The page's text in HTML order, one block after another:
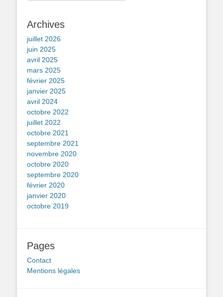
Archives
juillet 2026
juin 2025
avril 2025
mars 2025
février 2025
janvier 2025
avril 2024
octobre 2022
juillet 2022
octobre 2021
septembre 2021
novembre 2020
octobre 2020
septembre 2020
février 2020
janvier 2020
octobre 2019
Pages
Contact
Mentions légales